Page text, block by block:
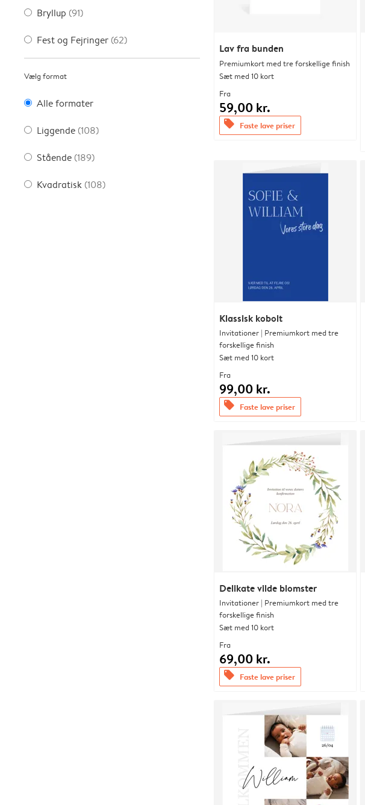
Bryllup (91)
Fest og Fejringer (62)
Vælg format
Alle formater
Liggende (108)
Stående (189)
Kvadratisk (108)
Lav fra bunden
Premiumkort med tre forskellige finish
Sæt med 10 kort
Fra
59,00 kr.
offers Faste lave priser
Klassisk kobolt
Invitationer | Premiumkort med tre
forskellige finish
Sæt med 10 kort
Fra
99,00 kr.
offers Faste lave priser
Delikate vilde blomster
Invitationer | Premiumkort med tre
forskellige finish
Sæt med 10 kort
Fra
69,00 kr.
offers Faste lave priser